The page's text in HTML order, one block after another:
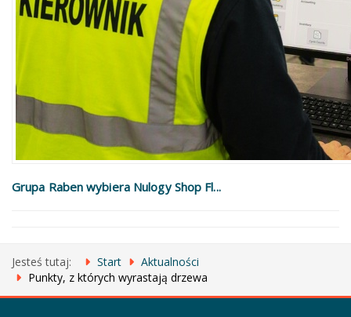
Grupa Raben wybiera Nulogy Shop Fl...
Jesteś tutaj: Start
Aktualności
Punkty, z których wyrastają drzewa